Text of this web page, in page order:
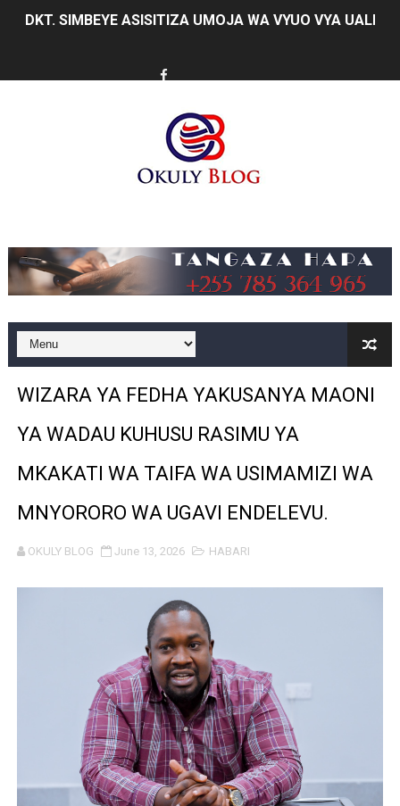
FCC YAENDELEA KUJENGA MAZINGIRA BORA YA
ULEGA: TEKNOLOJIA BUNIFU ZIWAFIKIE WAKULIMA NA
SERIKALI INATAMBUA MCHANGO WA WAZEE: WAZIRI
WAJASIRIAMALI KUTOKA PEMBA WATEMBELEA
BRELA YATOA ELIMU YA URASIMISHAJI BIASHARA
TARURA YATAJWA KUWA MIONGONI MWA TAASISI
UKAGUZI WA MIGODI WAIMARISHA USALAMA,
MHE. CHANDE AIPONGEZA WRRB KWA
NAIBU WAZIRI CHANDE ARIDHISHWA NA HUDUMA ZA
WMA YAWAFUNDISHA WATOTO VIPIMO: NAIBU
TBS YAWAHIMIZA WAJASIRIAMALI KUOMBA ALAMA
NAIBU KATIBU MKUU UJENZI ARIDHISHWA NA
DKT. MSONDE: TBA NI KITOVU CHA FURSA ZA
Waziri Kabudi: Kilosa Iendelee Kulinda Amani,
WIZARA YA FEDHA YAKUSANYA MAONI
YA WADAU KUHUSU RASIMU YA
MKAKATI WA TAIFA WA USIMAMIZI WA
MNYORORO WA UGAVI ENDELEVU.
OKULY BLOG June 13, 2026 HABARI